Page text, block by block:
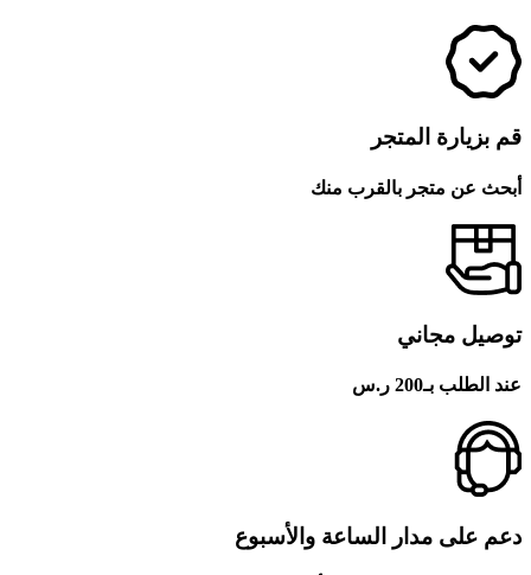
قم بزيارة المتجر
أبحث عن متجر بالقرب منك
توصيل مجاني
عند الطلب بـ200 ر.س
دعم على مدار الساعة والأسبوع